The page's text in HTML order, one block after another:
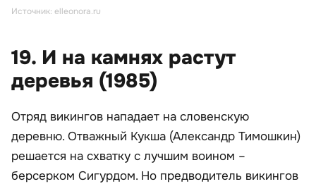
Источник: elleonora.ru
19. И на камнях растут
деревья (1985)
Отряд викингов нападает на словенскую
деревню. Отважный Кукша (Александр Тимошкин)
решается на схватку с лучшим воином –
берсерком Сигурдом. Но предводитель викингов